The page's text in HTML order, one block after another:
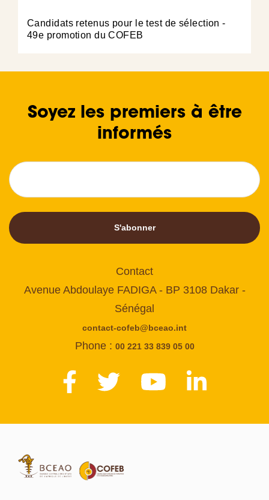
Candidats retenus pour le test de sélection -
49e promotion du COFEB
Soyez les premiers à être
informés
S'abonner
Contact
Avenue Abdoulaye FADIGA - BP 3108 Dakar -
Sénégal
contact-cofeb@bceao.int
Phone : 00 221 33 839 05 00